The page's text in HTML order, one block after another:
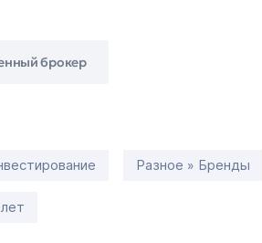
брокер
Разное » Бренды